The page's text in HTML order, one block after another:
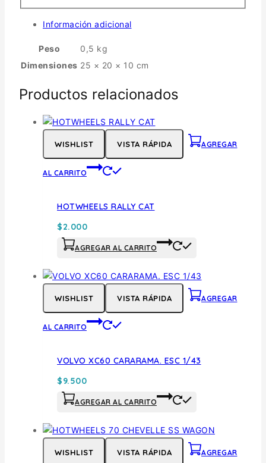
Información adicional
Peso
0,5 kg
Dimensiones 25 × 20 × 10 cm
Productos relacionados
WISHLIST VISTA RÁPIDA AGREGAR
AL CARRITO
HOTWHEELS RALLY CAT
$2.000
AGREGAR AL CARRITO
WISHLIST VISTA RÁPIDA AGREGAR
AL CARRITO
VOLVO XC60 CARARAMA. ESC 1/43
$9.500
AGREGAR AL CARRITO
WISHLIST VISTA RÁPIDA AGREGAR